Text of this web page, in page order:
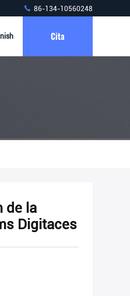
86-134-10560248
Cita
de la
Digitaces